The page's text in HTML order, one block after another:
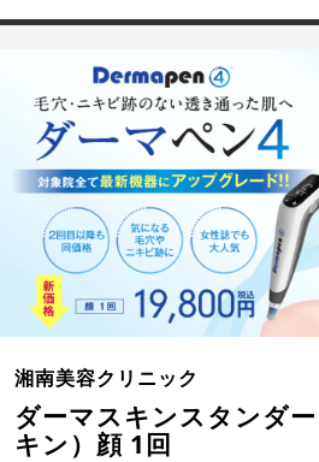
湘南美容クリニック
ダーマスキンスタンダ
キン）顔 1回